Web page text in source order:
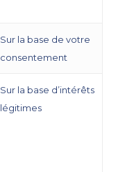
Sur la base de votre
consentement
Sur la base d’intérêts
légitimes